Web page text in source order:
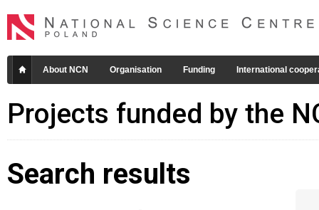
About NCN Organisation Funding International
Projects funded by the
Search results